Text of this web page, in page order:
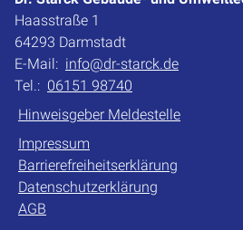
Haasstraße 1
64293 Darmstadt
E-Mail: info@dr-starck.de
Tel.: 06151 98740
Hinweisgeber Meldestelle
Impressum
Barrierefreiheitserklärung
Datenschutzerklärung
AGB